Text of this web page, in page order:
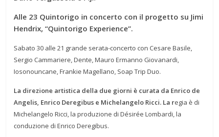
Alle 23 Quintorigo in concerto con il progetto su Jimi
Hendrix, “Quintorigo Experience”.
Sabato 30 alle 21 grande serata-concerto con Cesare Basile,
Sergio Cammariere, Dente, Mauro Ermanno Giovanardi,
Iosonouncane, Frankie Magellano, Soap Trip Duo.
La direzione artistica della due giorni è curata da Enrico de
Angelis, Enrico Deregibus e Michelangelo Ricci. La regia è di
Michelangelo Ricci, la produzione di Désirée Lombardi, la
conduzione di Enrico Deregibus.